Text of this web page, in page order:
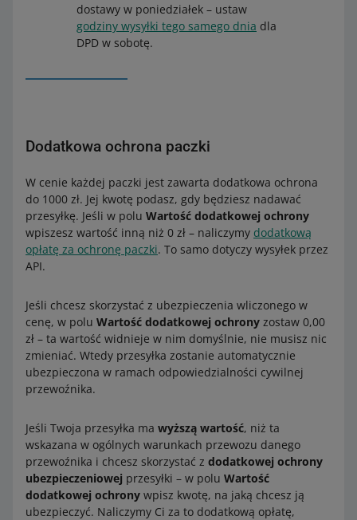
dostawy w poniedziałek – ustaw
godziny wysyłki tego samego dnia dla
DPD w sobotę.
Dodatkowa ochrona paczki
W cenie każdej paczki jest zawarta dodatkowa ochrona
do 1000 zł. Jej kwotę podasz, gdy będziesz nadawać
przesyłkę. Jeśli w polu Wartość dodatkowej ochrony
wpiszesz wartość inną niż 0 zł – naliczymy dodatkową
opłatę za ochronę paczki. To samo dotyczy wysyłek przez
API.
Jeśli chcesz skorzystać z ubezpieczenia wliczonego w
cenę, w polu Wartość dodatkowej ochrony zostaw 0,00
zł – ta wartość widnieje w nim domyślnie, nie musisz nic
zmieniać. Wtedy przesyłka zostanie automatycznie
ubezpieczona w ramach odpowiedzialności cywilnej
przewoźnika.
Jeśli Twoja przesyłka ma wyższą wartość, niż ta
wskazana w ogólnych warunkach przewozu danego
przewoźnika i chcesz skorzystać z dodatkowej ochrony
ubezpieczeniowej przesyłki – w polu Wartość
dodatkowej ochrony wpisz kwotę, na jaką chcesz ją
ubezpieczyć. Naliczymy Ci za to dodatkową opłatę,